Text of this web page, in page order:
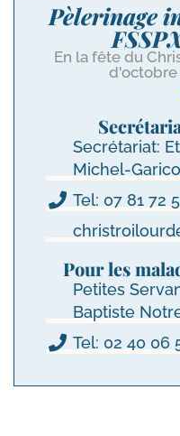
Pèlerinage
En la fête du
d'octobre
Secrétariat:
Michel-
Tel: 07 81 72
Pour les
Petites
Baptiste
Tel: 02 40 06